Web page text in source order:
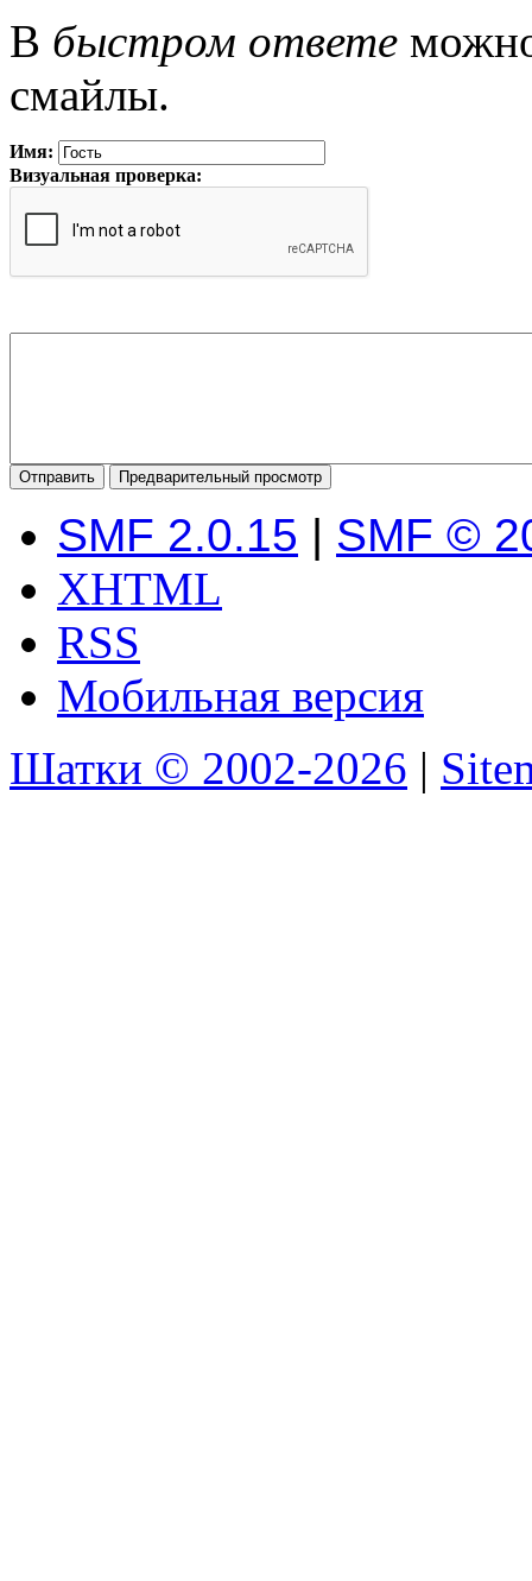
В быстром ответе
смайлы.
Имя:
Визуальная проверка:
SMF 2.0.15 | SMF ©
XHTML
RSS
Мобильная версия
Шатки © 2002-2026 |